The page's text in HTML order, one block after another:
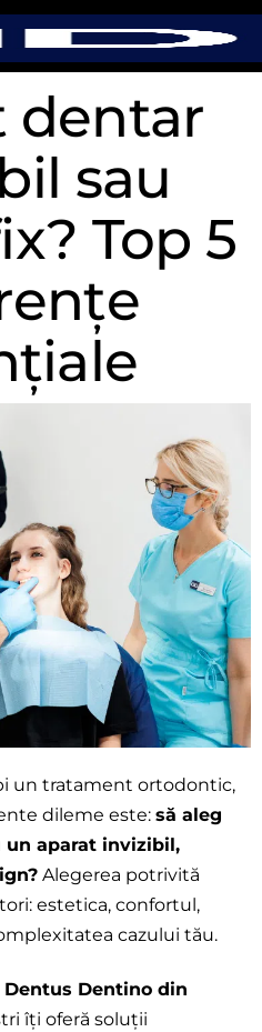
dentar
sau
Top 5
un tratament ortodontic,
dileme este: să aleg
un aparat invizibil,
Alegerea potrivită
estetica, confortul,
cazului tău.
Dentino din
îți oferă soluții